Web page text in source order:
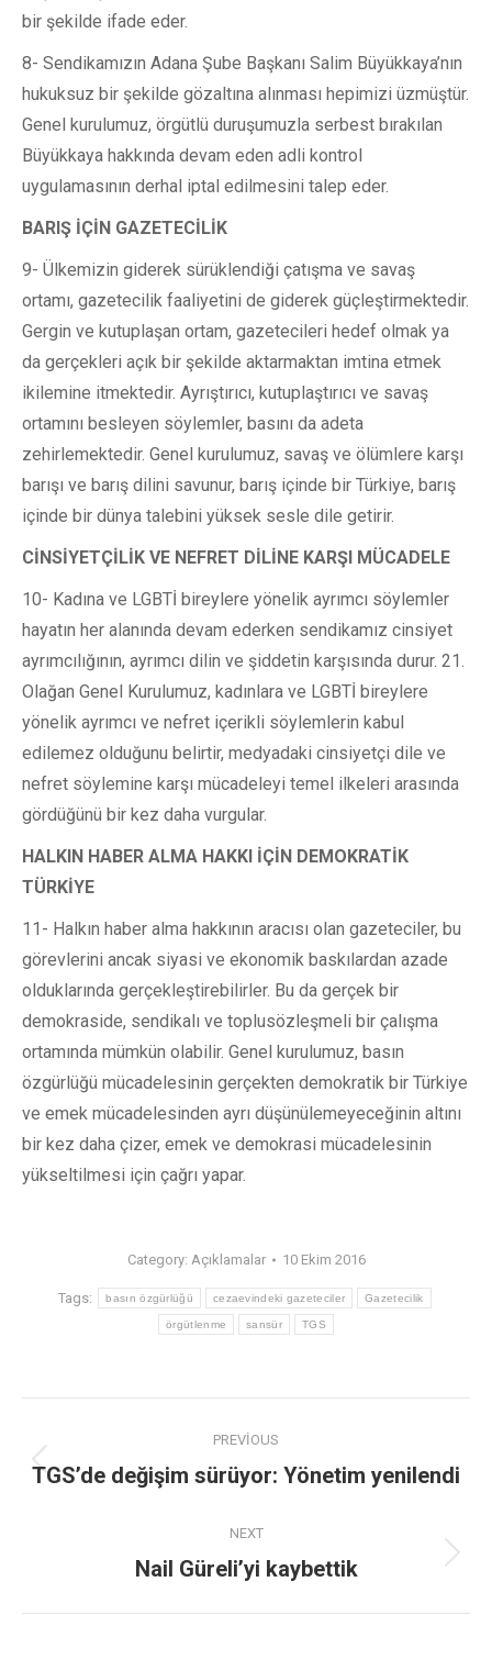
bir şekilde ifade eder.
8- Sendikamızın Adana Şube Başkanı Salim Büyükkaya’nın
hukuksuz bir şekilde gözaltına alınması hepimizi üzmüştür.
Genel kurulumuz, örgütlü duruşumuzla serbest bırakılan
Büyükkaya hakkında devam eden adli kontrol
uygulamasının derhal iptal edilmesini talep eder.
BARIŞ İÇİN GAZETECİLİK
9- Ülkemizin giderek sürüklendiği çatışma ve savaş
ortamı, gazetecilik faaliyetini de giderek güçleştirmektedir.
Gergin ve kutuplaşan ortam, gazetecileri hedef olmak ya
da gerçekleri açık bir şekilde aktarmaktan imtina etmek
ikilemine itmektedir. Ayrıştırıcı, kutuplaştırıcı ve savaş
ortamını besleyen söylemler, basını da adeta
zehirlemektedir. Genel kurulumuz, savaş ve ölümlere karşı
barışı ve barış dilini savunur, barış içinde bir Türkiye, barış
içinde bir dünya talebini yüksek sesle dile getirir.
CİNSİYETÇİLİK VE NEFRET DİLİNE KARŞI MÜCADELE
10- Kadına ve LGBTİ bireylere yönelik ayrımcı söylemler
hayatın her alanında devam ederken sendikamız cinsiyet
ayrımcılığının, ayrımcı dilin ve şiddetin karşısında durur. 21.
Olağan Genel Kurulumuz, kadınlara ve LGBTİ bireylere
yönelik ayrımcı ve nefret içerikli söylemlerin kabul
edilemez olduğunu belirtir, medyadaki cinsiyetçi dile ve
nefret söylemine karşı mücadeleyi temel ilkeleri arasında
gördüğünü bir kez daha vurgular.
HALKIN HABER ALMA HAKKI İÇİN DEMOKRATİK
TÜRKİYE
11- Halkın haber alma hakkının aracısı olan gazeteciler, bu
görevlerini ancak siyasi ve ekonomik baskılardan azade
olduklarında gerçekleştirebilirler. Bu da gerçek bir
demokraside, sendikalı ve toplusözleşmeli bir çalışma
ortamında mümkün olabilir. Genel kurulumuz, basın
özgürlüğü mücadelesinin gerçekten demokratik bir Türkiye
ve emek mücadelesinden ayrı düşünülemeyeceğinin altını
bir kez daha çizer, emek ve demokrasi mücadelesinin
yükseltilmesi için çağrı yapar.
Category: Açıklamalar 10 Ekim 2016
Tags: basın özgürlüğü cezaevindeki gazeteciler Gazetecilik
örgütlenme sansür TGS
PREVIOUS
TGS’de değişim sürüyor: Yönetim yenilendi
NEXT
Nail Güreli’yi kaybettik